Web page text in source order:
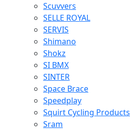
Scuvvers
SELLE ROYAL
SERVIS
Shimano
Shokz
SI BMX
SINTER
Space Brace
Speedplay
Squirt Cycling Products
Sram